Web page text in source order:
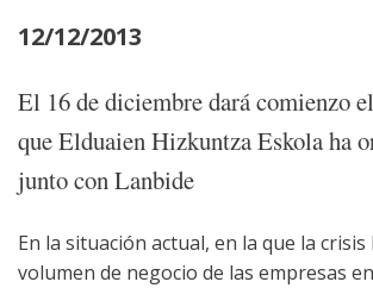
12/12/2013
El 16 de diciembre dará comienzo
que Elduaien Hizkuntza Eskola ha
junto con Lanbide
En la situación actual, en la que la
volumen de negocio de las empresas